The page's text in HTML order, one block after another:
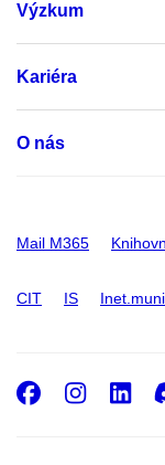
Výzkum
Kariéra
O nás
Mail M365
CIT IS